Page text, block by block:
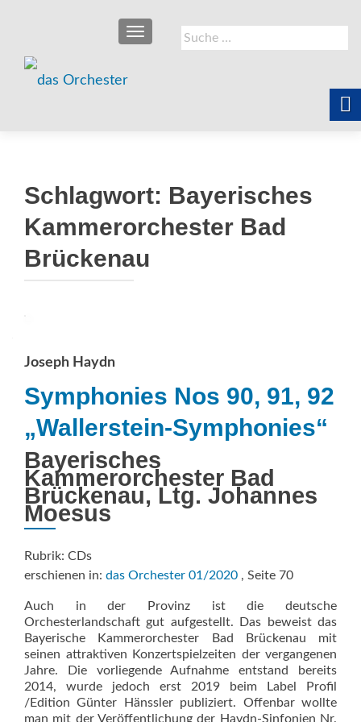
Suche
nach:
SCHALTE NAVIGATION
Schlagwort: Bayerisches
Kammerorchester Bad
Brückenau
Joseph Haydn
Symphonies Nos 90, 91, 92
„Wallerstein-Symphonies“
Bayerisches
Kammerorchester Bad
Brückenau, Ltg. Johannes
Moesus
Rubrik: CDs
erschienen in: das Orchester 01/2020 , Seite 70
Auch in der Provinz ist die deutsche
Orchesterlandschaft gut aufgestellt. Das beweist das
Bayerische Kammerorchester Bad Brückenau mit
seinen attraktiven Konzertspielzeiten der vergangenen
Jahre. Die vorliegende Aufnahme entstand bereits
2014, wurde jedoch erst 2019 beim Label Profil
/Edition Günter Hänssler publiziert. Offenbar wollte
man mit der Veröffentlichung der Haydn-Sinfonien Nr.